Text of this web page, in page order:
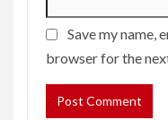
Save my name,
browser for the